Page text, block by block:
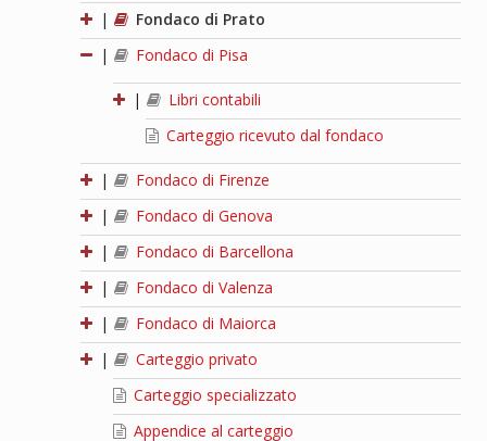
|
Fondaco di Prato
|
Fondaco di Pisa
|
Libri contabili
Carteggio ricevuto dal fondaco
|
Fondaco di Firenze
|
Fondaco di Genova
|
Fondaco di Barcellona
|
Fondaco di Valenza
|
Fondaco di Maiorca
|
Carteggio privato
Carteggio specializzato
Appendice al carteggio